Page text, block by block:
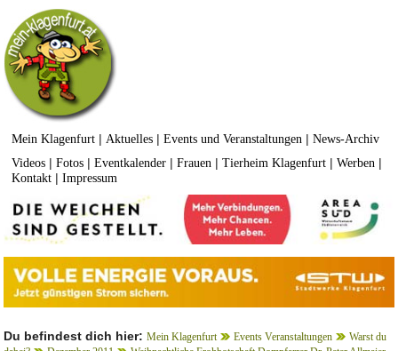
Mein Klagenfurt | Aktuelles |Events und Veranstaltungen |News-Archiv
Videos |Fotos |Eventkalender |Frauen |Tierheim Klagenfurt |Werben |
Kontakt |Impressum
Du befindest dich hier: Mein Klagenfurt Events Veranstaltungen
Warst du